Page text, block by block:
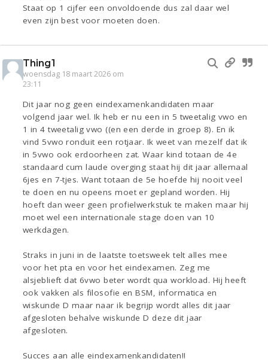
Staat op 1 cijfer een onvoldoende dus zal daar wel
even zijn best voor moeten doen.
Thing1
woensdag 18 maart 2026 om
23:11
Dit jaar nog geen eindexamenkandidaten maar
volgend jaar wel. Ik heb er nu een in 5 tweetalig vwo en
1 in 4 tweetalig vwo ((en een derde in groep 8). En ik
vind 5vwo ronduit een rotjaar. Ik weet van mezelf dat ik
in 5vwo ook erdoorheen zat. Waar kind totaan de 4e
standaard cum laude overging staat hij dit jaar allemaal
6jes en 7-tjes. Want totaan de 5e hoefde hij nooit veel
te doen en nu opeens moet er gepland worden. Hij
hoeft dan weer geen profielwerkstuk te maken maar hij
moet wel een internationale stage doen van 10
werkdagen.
Straks in juni in de laatste toetsweek telt alles mee
voor het pta en voor het eindexamen. Zeg me
alsjeblieft dat 6vwo beter wordt qua workload. Hij heeft
ook vakken als filosofie en BSM, informatica en
wiskunde D maar naar ik begrijp wordt alles dit jaar
afgesloten behalve wiskunde D deze dit jaar
afgesloten.
Succes aan alle eindexamenkandidaten!!